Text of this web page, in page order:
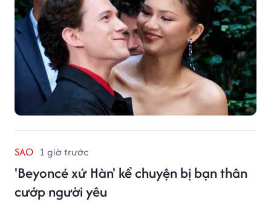
SAO 1 giờ trước
'Beyoncé xứ Hàn' kể chuyện bị bạn thân
cướp người yêu